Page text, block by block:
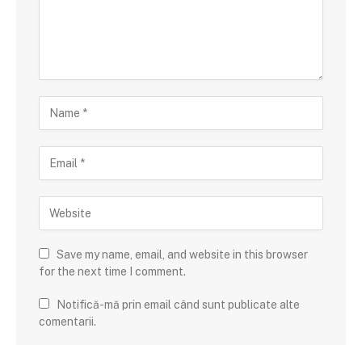
Save my name, email, and website in this browser
for the next time I comment.
Notifică-mă prin email când sunt publicate alte
comentarii.